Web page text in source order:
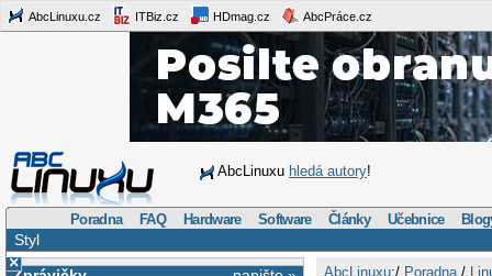
AbcLinuxu.cz ITBiz.cz HDmag.cz AbcPráce.cz
AbcLinuxu hledá autory!
Poradna FAQ Hardware Software Články Učebnice
Styl
×
AbcLinuxu:/ Poradna/